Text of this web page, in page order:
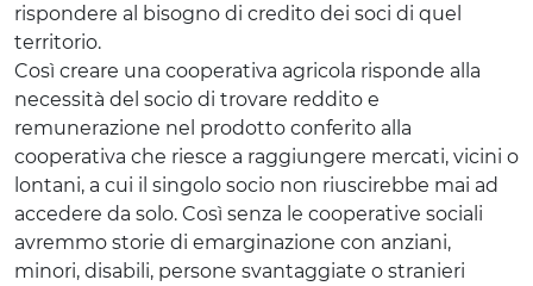
rispondere al bisogno di credito dei soci di quel
territorio.
Così creare una cooperativa agricola risponde alla
necessità del socio di trovare reddito e
remunerazione nel prodotto conferito alla
cooperativa che riesce a raggiungere mercati, vicini o
lontani, a cui il singolo socio non riuscirebbe mai ad
accedere da solo. Così senza le cooperative sociali
avremmo storie di emarginazione con anziani,
minori, disabili, persone svantaggiate o stranieri